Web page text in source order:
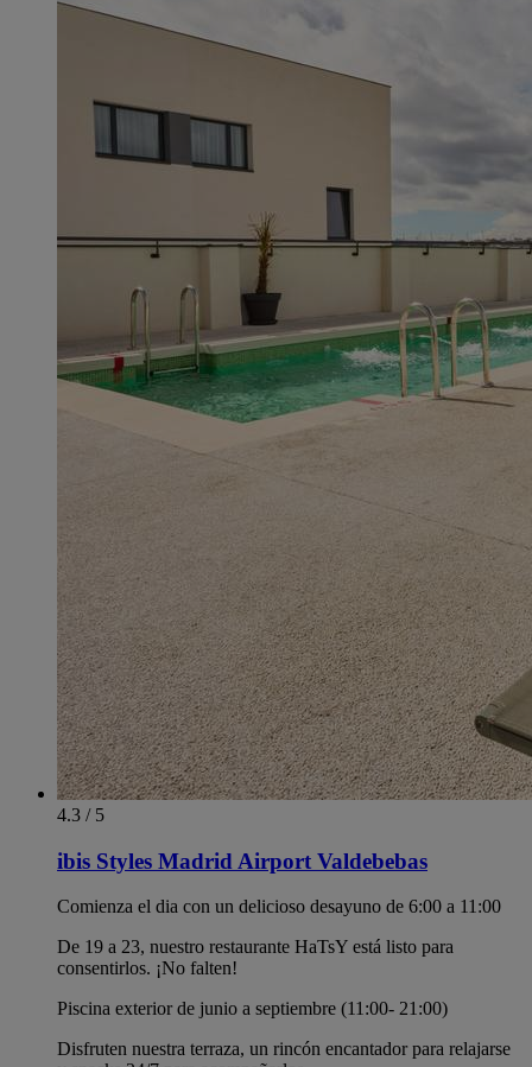
4.3 / 5
ibis Styles Madrid Airport Valdebebas
Comienza el dia con un delicioso desayuno de 6:00 a 11:00
De 19 a 23, nuestro restaurante HaTsY está listo para
consentirlos. ¡No falten!
Piscina exterior de junio a septiembre (11:00- 21:00)
Disfruten nuestra terraza, un rincón encantador para relajarse